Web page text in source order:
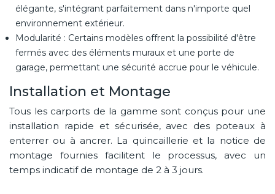
élégante, s'intégrant parfaitement dans n'importe quel
environnement extérieur.
Modularité : Certains modèles offrent la possibilité d'être
fermés avec des éléments muraux et une porte de
garage, permettant une sécurité accrue pour le véhicule.
Installation et Montage
Tous les carports de la gamme sont conçus pour une
installation rapide et sécurisée, avec des poteaux à
enterrer ou à ancrer. La quincaillerie et la notice de
montage fournies facilitent le processus, avec un
temps indicatif de montage de 2 à 3 jours.